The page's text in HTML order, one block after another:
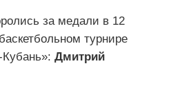
за медали в 12
турнире
: Дмитрий